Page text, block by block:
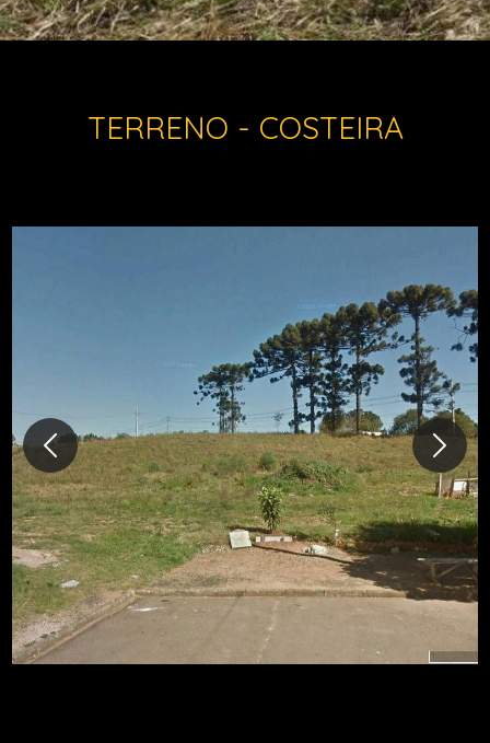
TERRENO - COSTEIRA